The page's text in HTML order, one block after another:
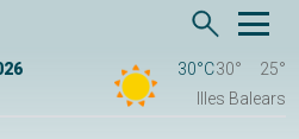
30°C30°
25°
Illes Balears